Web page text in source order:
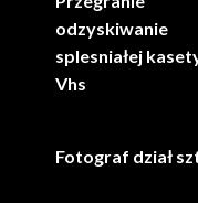
odzyskiwanie
splesniałej
Vhs
Fotograf dział